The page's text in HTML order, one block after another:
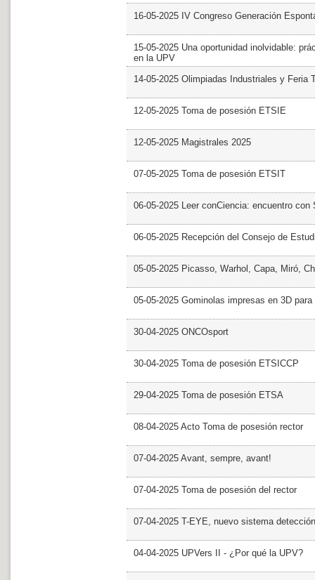
16-05-2025 IV Congreso Generación
15-05-2025 Una oportunidad inolvidable:
en la UPV
14-05-2025 Olimpiadas Industriales y Feria
12-05-2025 Toma de posesión ETSIE
12-05-2025 Magistrales 2025
07-05-2025 Toma de posesión ETSIT
06-05-2025 Leer conCiencia: encuentro con
06-05-2025 Recepción del Consejo de
05-05-2025 Picasso, Warhol, Capa, Miró,
05-05-2025 Gominolas impresas en 3D
30-04-2025 ONCOsport
30-04-2025 Toma de posesión ETSICCP
29-04-2025 Toma de posesión ETSA
08-04-2025 Acto Toma de posesión rector
07-04-2025 Avant, sempre, avant!
07-04-2025 Toma de posesión del rector
07-04-2025 T-EYE, nuevo sistema
04-04-2025 UPVers II - ¿Por qué la UPV?